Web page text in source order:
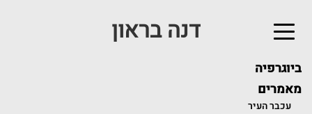
ראשי
דנה בראון
ביוגרפיה
מאמרים
עכבר העיר